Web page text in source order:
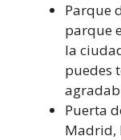
Parque
parque
la
puedes
Puerta
Madrid,